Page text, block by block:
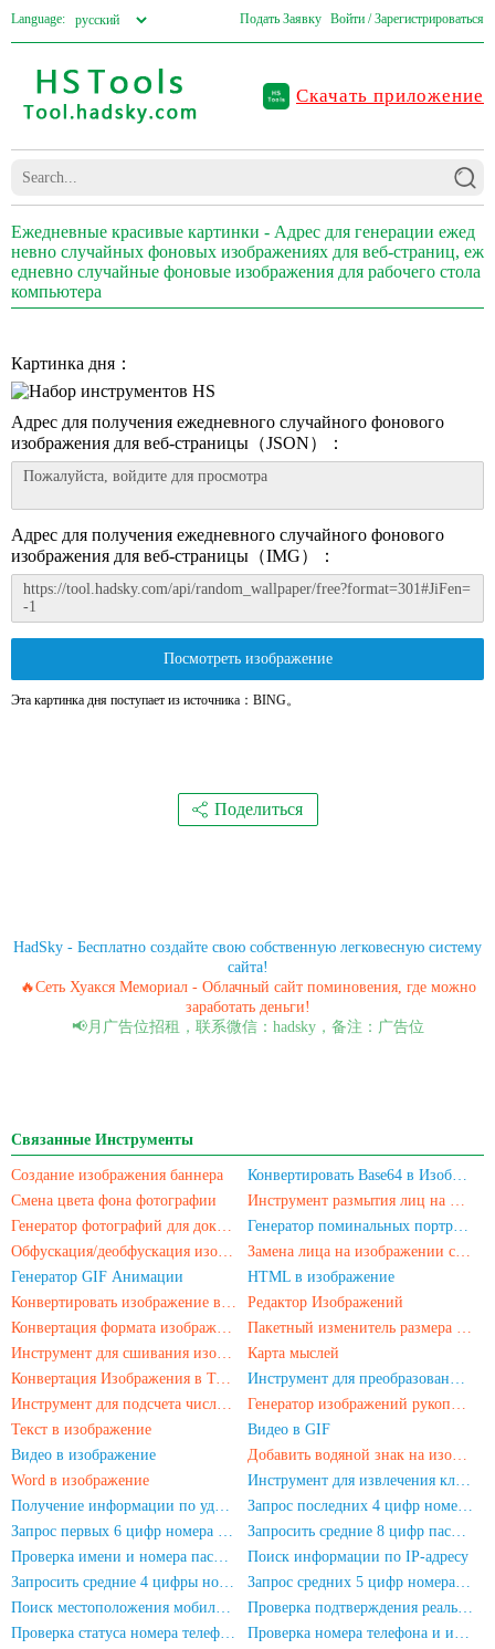
Language: Подать Заявку Войти / Зарегистрироваться
Скачать приложение
Ежедневные красивые картинки - Адрес для генерации ежед
невно случайных фоновых изображениях для веб-страниц, еж
едневно случайные фоновые изображения для рабочего стола
компьютера
Картинка дня：
Адрес для получения ежедневного случайного фонового
изображения для веб-страницы（JSON）：
Адрес для получения ежедневного случайного фонового
изображения для веб-страницы（IMG）：
Посмотреть изображение
Эта картинка дня поступает из источника：BING。
Поделиться
HadSky - Бесплатно создайте свою собственную легковесную систему
сайта!
🔥Сеть Хуакся Мемориал - Облачный сайт поминовения, где можно
заработать деньги!
📢月广告位招租，联系微信：hadsky，备注：广告位
Связанные Инструменты
Создание изображения баннера
Конвертировать Base64 в Изображение
Смена цвета фона фотографии
Инструмент размытия лиц на фотографиях
Генератор фотографий для документов
Генератор поминальных портретов
Обфускация/деобфускация изображения
Замена лица на изображении с помощью ИИ
Генератор GIF Анимации
HTML в изображение
Конвертировать изображение в Base64-кодирование
Редактор Изображений
Конвертация формата изображения
Пакетный изменитель размера изображений
Инструмент для сшивания изображений
Карта мыслей
Конвертация Изображения в Текст Онлайн
Инструмент для преобразования PDF в изображение
Инструмент для подсчета числа людей на фотографиях
Генератор изображений рукописной подписи
Текст в изображение
Видео в GIF
Видео в изображение
Добавить водяной знак на изображение
Word в изображение
Инструмент для извлечения ключевых слов из текста
Получение информации по удостоверению личности
Запрос последних 4 цифр номера удостоверения личности
Запрос первых 6 цифр номера удостоверения личности
Запросить средние 8 цифр паспорта
Проверка имени и номера паспорта
Поиск информации по IP-адресу
Запросить средние 4 цифры номера телефона
Запрос средних 5 цифр номера телефона
Поиск местоположения мобильного номера
Проверка подтверждения реального имени для номера телефона
Проверка статуса номера телефона
Проверка номера телефона и имени